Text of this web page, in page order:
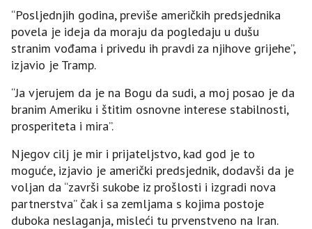
“Posljednjih godina, previše američkih predsjednika
povela je ideja da moraju da pogledaju u dušu
stranim vođama i privedu ih pravdi za njihove grijehe”,
izjavio je Tramp.
“Ja vjerujem da je na Bogu da sudi, a moj posao je da
branim Ameriku i štitim osnovne interese stabilnosti,
prosperiteta i mira”.
Njegov cilj je mir i prijateljstvo, kad god je to
moguće, izjavio je američki predsjednik, dodavši da je
voljan da “završi sukobe iz prošlosti i izgradi nova
partnerstva” čak i sa zemljama s kojima postoje
duboka neslaganja, misleći tu prvenstveno na Iran.